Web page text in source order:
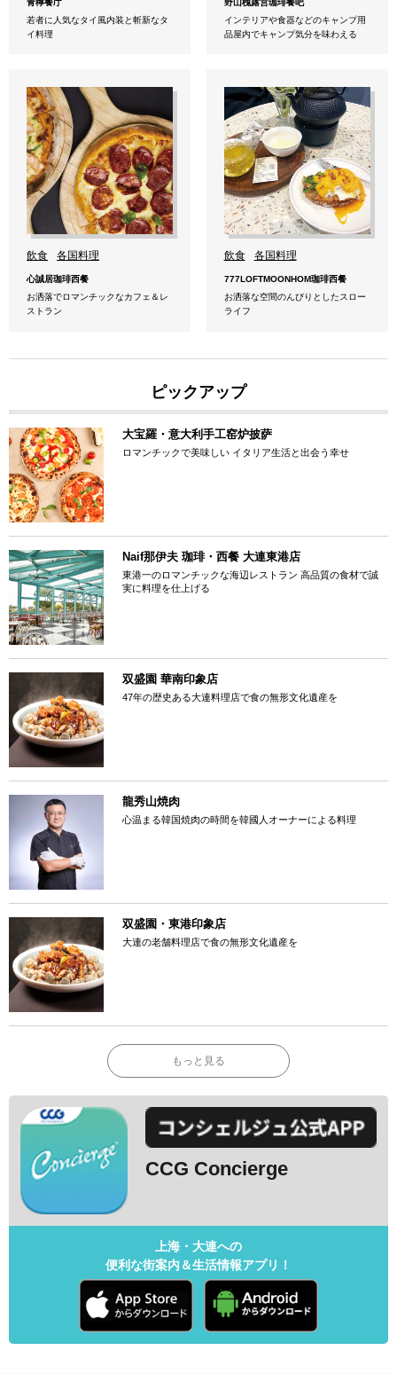
若者に人気なタイ風内装と斬新なタ
イ料理
インテリアや食器などのキャンプ用
品屋内でキャンプ気分を味わえる
飲食 各国料理
心誠居珈琲西餐
お洒落でロマンチックなカフェ＆レ
ストラン
飲食 各国料理
777LOFTMOONHOM珈琲西餐
お洒落な空間のんびりとしたスロー
ライフ
ピックアップ
大宝羅・意大利手工窑炉披萨
ロマンチックで美味しい イタリア生活と出会う幸せ
Naif那伊夫 珈琲・西餐 大連東港店
東港一のロマンチックな海辺レストラン 高品質の食材で誠
実に料理を仕上げる
双盛園 華南印象店
47年の歴史ある大連料理店で食の無形文化遺産を
龍秀山焼肉
心温まる韓国焼肉の時間を韓國人オーナーによる料理
双盛園・東港印象店
大連の老舗料理店で食の無形文化遺産を
もっと見る
CCG Concierge
上海・大連への
便利な街案内＆生活情報アプリ！